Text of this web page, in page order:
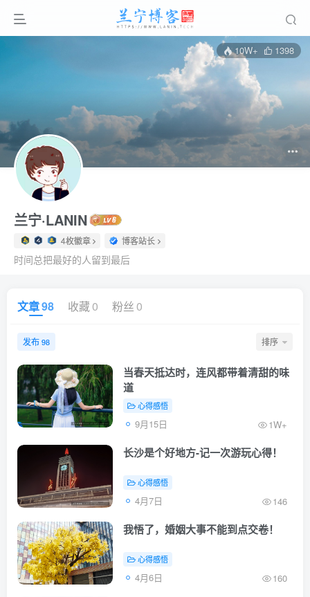
10W+ 1398
兰宁·LANIN
4枚徽章 博客站长
时间总把最好的人留到最后
文章98 收藏0 粉丝 0
发布 98 排序
当春天抵达时，连风都带着清甜的味
道
心得感悟
9月15日 1W+
长沙是个好地方-记一次游玩心得！
心得感悟
4月7日 146
我悟了，婚姻大事不能到点交卷！
心得感悟
4月6日 160